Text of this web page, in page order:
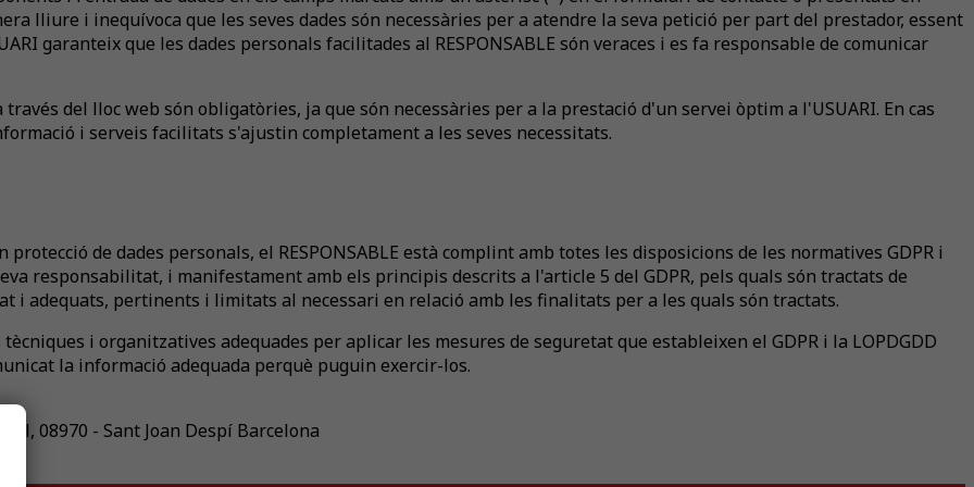
lliure i inequívoca que les seves dades són necessàries per a atendre la seva petició per part del prestador, essent
garanteix que les dades personals facilitades al RESPONSABLE són veraces i es fa responsable de comunicar
través del lloc web són obligatòries, ja que són necessàries per a la prestació d'un servei òptim a l'USUARI. En cas
i serveis facilitats s'ajustin completament a les seves necessitats.
de dades personals, el RESPONSABLE està complint amb totes les disposicions de les normatives GDPR i
responsabilitat, i manifestament amb els principis descrits a l'article 5 del GDPR, pels quals són tractats de
adequats, pertinents i limitats al necessari en relació amb les finalitats per a les quals són tractats.
i organitzatives adequades per aplicar les mesures de seguretat que estableixen el GDPR i la LOPDGDD
la informació adequada perquè puguin exercir-los.
08970 - Sant Joan Despí Barcelona